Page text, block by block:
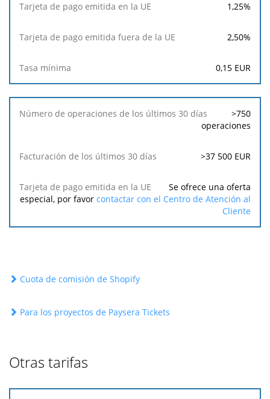
1,25%
2,50%
0,15 EUR
>750
operaciones
>37 500 EUR
Se ofrece una oferta
especial, por favor contactar con el Centro de Atención al
Cliente
Cuota de comisión de Shopify
Para los proyectos de Paysera Tickets
Otras tarifas